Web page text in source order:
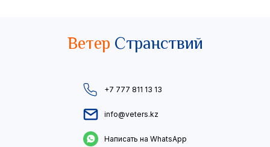
Ветер Странствий
+7 777 811 13 13
info@veters.kz
Написать на WhatsApp